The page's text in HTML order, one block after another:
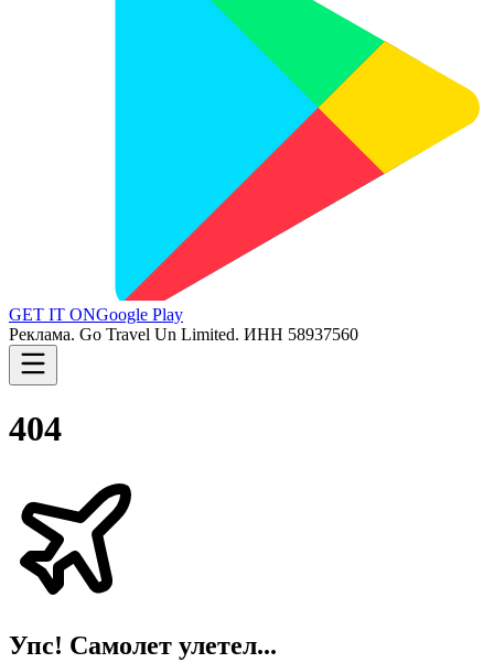
GET IT ONGoogle Play
Реклама. Go Travel Un Limited. ИНН 58937560
404
Упс! Самолет улетел...